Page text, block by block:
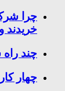
چرا
خریدند
چند
چهار